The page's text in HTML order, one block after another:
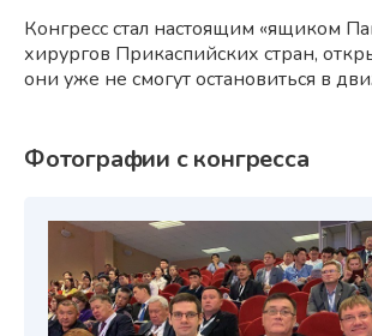
Конгресс стал настоящим «ящиком
хирургов Прикаспийских стран,
они уже не смогут остановиться в
Фотографии с конгресса